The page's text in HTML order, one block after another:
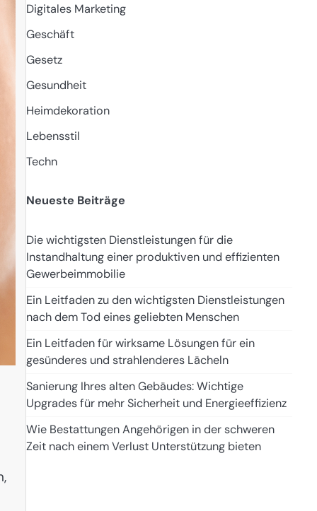
Digitales Marketing
Geschäft
Gesetz
Gesundheit
Heimdekoration
Lebensstil
Techn
Neueste Beiträge
Die wichtigsten Dienstleistungen für die
Instandhaltung einer produktiven und effizienten
Gewerbeimmobilie
Ein Leitfaden zu den wichtigsten Dienstleistungen
nach dem Tod eines geliebten Menschen
Ein Leitfaden für wirksame Lösungen für ein
gesünderes und strahlenderes Lächeln
Sanierung Ihres alten Gebäudes: Wichtige
Upgrades für mehr Sicherheit und Energieeffizienz
Wie Bestattungen Angehörigen in der schweren
Zeit nach einem Verlust Unterstützung bieten